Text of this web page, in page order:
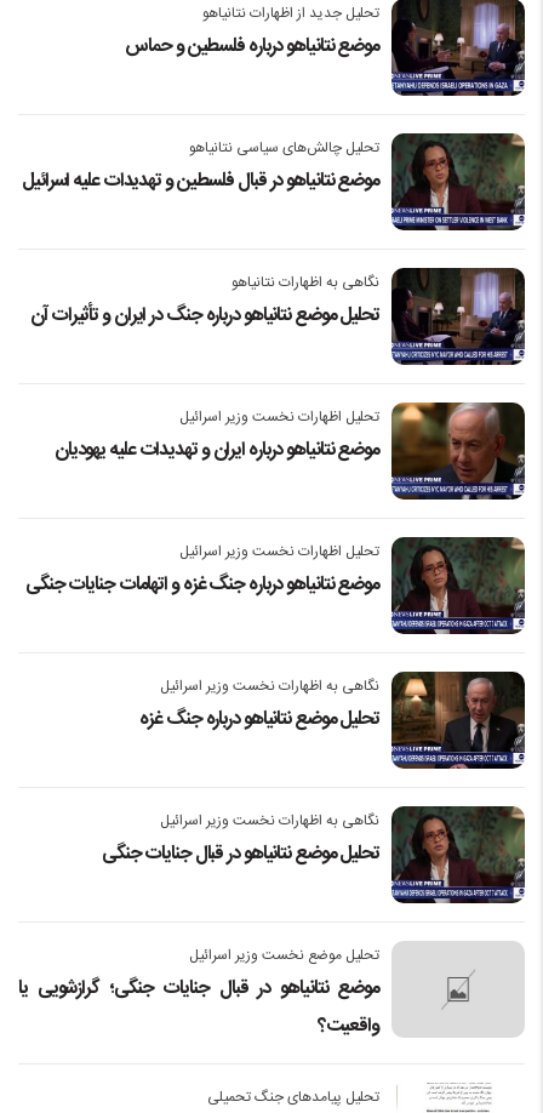
تحلیل جدید از اظهارات نتانیاهو
موضع نتانیاهو درباره فلسطین و حماس
تحلیل چالش‌های سیاسی نتانیاهو
موضع نتانیاهو در قبال فلسطین و تهدیدات علیه اسرائیل
نگاهی به اظهارات نتانیاهو
تحلیل موضع نتانیاهو درباره جنگ در ایران و تأثیرات آن
تحلیل اظهارات نخست وزیر اسرائیل
موضع نتانیاهو درباره ایران و تهدیدات علیه یهودیان
تحلیل اظهارات نخست وزیر اسرائیل
موضع نتانیاهو درباره جنگ غزه و اتهامات جنایات جنگی
نگاهی به اظهارات نخست وزیر اسرائیل
تحلیل موضع نتانیاهو درباره جنگ غزه
نگاهی به اظهارات نخست وزیر اسرائیل
تحلیل موضع نتانیاهو در قبال جنایات جنگی
تحلیل موضع نخست وزیر اسرائیل
موضع نتانیاهو در قبال جنایات جنگی؛ گرازشویی یا
واقعیت؟
تحلیل پیامدهای جنگ تحمیلی